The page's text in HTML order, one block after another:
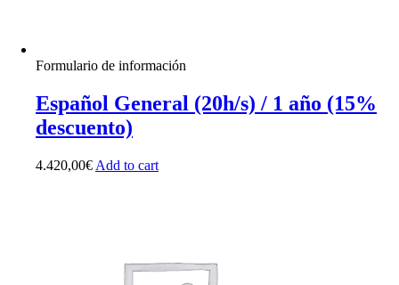
Formulario de información
Español General (20h/s) / 1 año (15%
descuento)
4.420,00€ Add to cart